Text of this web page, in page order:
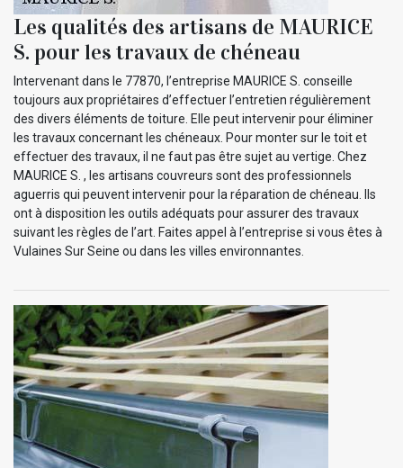
Les qualités des artisans de MAURICE
S. pour les travaux de chéneau
Intervenant dans le 77870, l’entreprise MAURICE S. conseille
toujours aux propriétaires d’effectuer l’entretien régulièrement
des divers éléments de toiture. Elle peut intervenir pour éliminer
les travaux concernant les chéneaux. Pour monter sur le toit et
effectuer des travaux, il ne faut pas être sujet au vertige. Chez
MAURICE S. , les artisans couvreurs sont des professionnels
aguerris qui peuvent intervenir pour la réparation de chéneau. Ils
ont à disposition les outils adéquats pour assurer des travaux
suivant les règles de l’art. Faites appel à l’entreprise si vous êtes à
Vulaines Sur Seine ou dans les villes environnantes.